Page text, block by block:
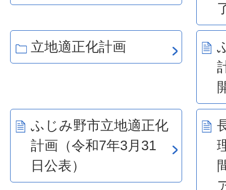
立地適正化計画
ふじみ野市立地適正化
計画（令和7年3月31
日公表）